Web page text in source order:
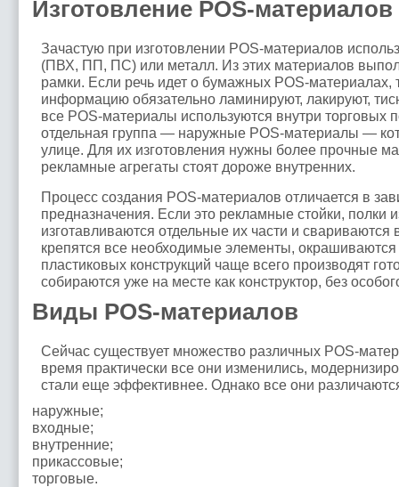
Изготовление POS-материалов
Зачастую при изготовлении POS-материалов
(ПВХ, ПП, ПС) или металл. Из этих материалов
рамки. Если речь идет о бумажных POS-материалах,
информацию обязательно ламинируют, лакируют,
все POS-материалы используются внутри торговых
отдельная группа — наружные POS-материалы —
улице. Для их изготовления нужны более прочные
рекламные агрегаты стоят дороже внутренних.
Процесс создания POS-материалов отличается в
предназначения. Если это рекламные стойки, полки
изготавливаются отдельные их части и свариваются
крепятся все необходимые элементы,
пластиковых конструкций чаще всего производят
собираются уже на месте как конструктор, без
Виды POS-материалов
Сейчас существует множество различных POS-
время практически все они изменились,
стали еще эффективнее. Однако все они
наружные;
входные;
внутренние;
прикассовые;
торговые.